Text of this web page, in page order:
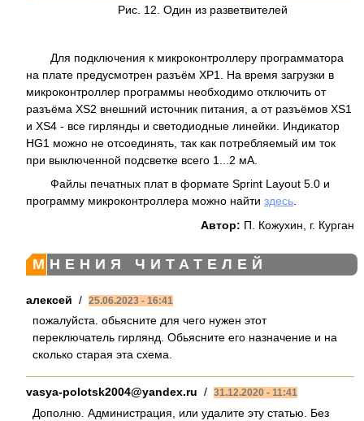
Рис. 12. Один из разветвителей
Для подключения к микроконтроллеру программатора
на плате предусмотрен разъём XP1. На время загрузки в
микроконтроллер программы необходимо отключить от
разъёма XS2 внешний источник питания, а от разъёмов XS1
и XS4 - все гирлянды и светодиодные линейки. Индикатор
HG1 можно не отсоединять, так как потребляемый им ток
при выключенной подсветке всего 1...2 мА.
Файлы печатных плат в формате Sprint Layout 5.0 и
программу микроконтроллера можно найти здесь.
Автор: П. Кожухин, г. Курган
МНЕНИЯ ЧИТАТЕЛЕЙ
алексей / 25.06.2023 - 16:41
пожалуйста. обьясните для чего нужен этот
переключатель гирлянд. Обьясните его назначение и на
сколько старая эта схема.
vasya-polotsk2004@yandex.ru / 31.12.2020 - 11:41
Дополню. Администрация, или удалите эту статью. Без